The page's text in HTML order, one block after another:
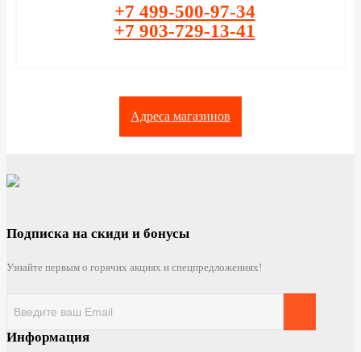
+7 499-500-97-34
+7 903-729-13-41
Адреса магазинов
Подписка на скиди и бонусы
Узнайте первым о горячих акциях и спецпредложениях!
Информация